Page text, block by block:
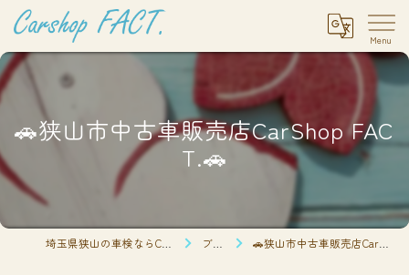
🚗狭山市中古車販売店CarShop FAC
T.🚗
ブログ 🚗狭山市中古車販売店CarShop FACT.🚗